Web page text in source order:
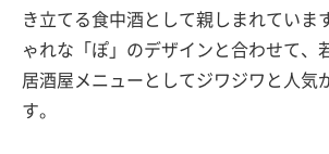
き立てる食中酒として親しまれていま
ゃれな「ぽ」のデザインと合わせて、
居酒屋メニューとしてジワジワと人気
す。